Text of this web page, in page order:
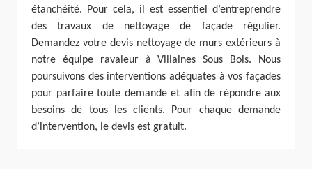
étanchéité. Pour cela, il est essentiel d’entreprendre
des travaux de nettoyage de façade régulier.
Demandez votre devis nettoyage de murs extérieurs à
notre équipe ravaleur à Villaines Sous Bois. Nous
poursuivons des interventions adéquates à vos façades
pour parfaire toute demande et afin de répondre aux
besoins de tous les clients. Pour chaque demande
d’intervention, le devis est gratuit.